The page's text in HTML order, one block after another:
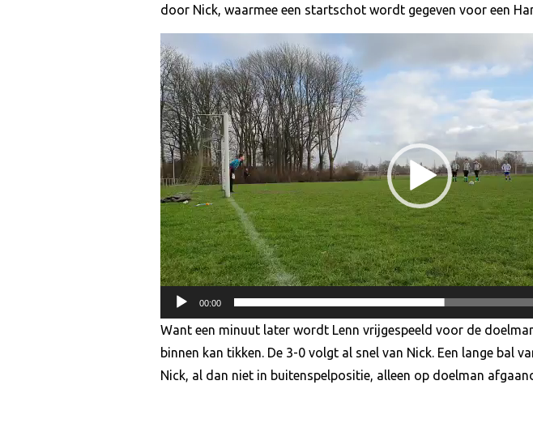
door Nick, waarmee een startschot wordt gegeven voor een
Videospeler
00:00
Want een minuut later wordt Lenn vrijgespeeld voor de
binnen kan tikken. De 3-0 volgt al snel van Nick. Een lange
Nick, al dan niet in buitenspelpositie, alleen op doelman